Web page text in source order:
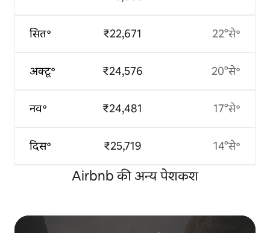
सित॰
अक्टू॰
नव॰
दिस॰
₹22,671
₹24,576
₹24,481
₹25,719
22°से॰
20°से॰
17°से॰
14°से॰
Airbnb की अन्य पेशकश